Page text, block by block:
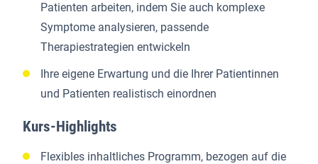
Patienten arbeiten, indem Sie auch komplexe
Symptome analysieren, passende
Therapiestrategien entwickeln
Ihre eigene Erwartung und die Ihrer Patientinnen
und Patienten realistisch einordnen
Kurs-Highlights
Flexibles inhaltliches Programm, bezogen auf die